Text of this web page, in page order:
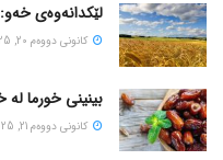
لێکدانەوەی
كانونی دووه‌م 20, 2025
بینینی خورما لە
كانونی دووه‌م 21, 2025